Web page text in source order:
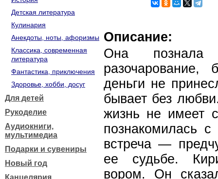
Детская литература
Кулинария
Анекдоты, ноты, афоризмы
Классика, современная
литература
Фантастика, приключения
Здоровье, хобби, досуг
Для детей
Рукоделие
Аудиокниги,
мультимедиа
Подарки и сувениры
Новый год
Канцелярия
Описание:
Она
разочарование,
деньги не
бывает без
жизнь не имеет
познакомилась
встреча —
ее судьбе.
вором. Он